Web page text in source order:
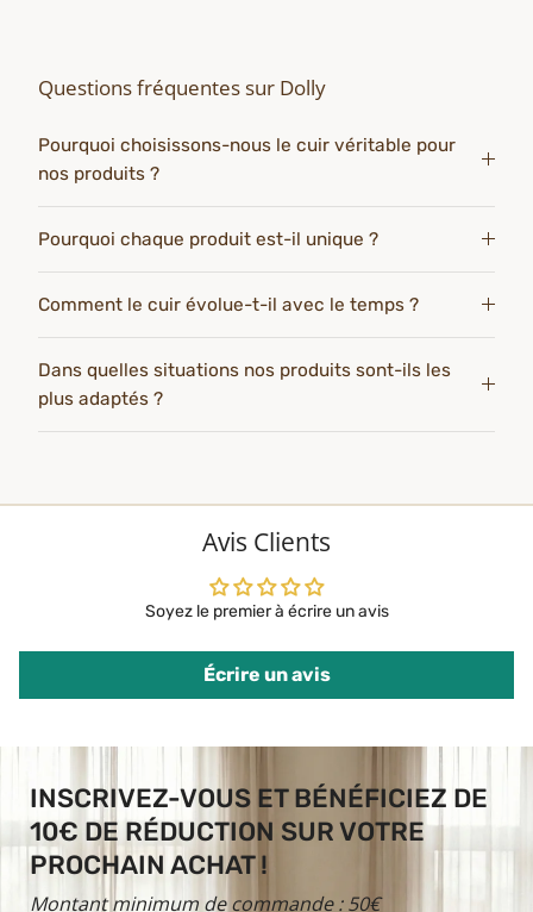
Questions fréquentes sur Dolly
Pourquoi choisissons-nous le cuir véritable pour
nos produits ?
Pourquoi chaque produit est-il unique ?
Comment le cuir évolue-t-il avec le temps ?
Dans quelles situations nos produits sont-ils les
plus adaptés ?
Avis Clients
Soyez le premier à écrire un avis
Écrire un avis
INSCRIVEZ-VOUS ET BÉNÉFICIEZ DE
10€ DE RÉDUCTION SUR VOTRE
PROCHAIN ACHAT !
Montant minimum de commande : 50€